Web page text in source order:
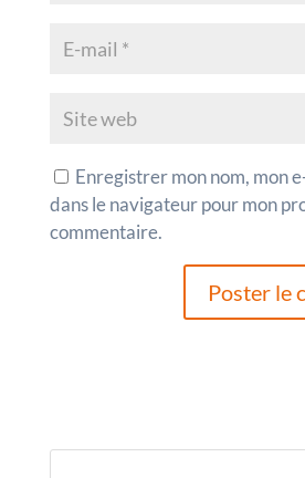
Enregistrer mon nom, mon
dans le navigateur pour mon
commentaire.